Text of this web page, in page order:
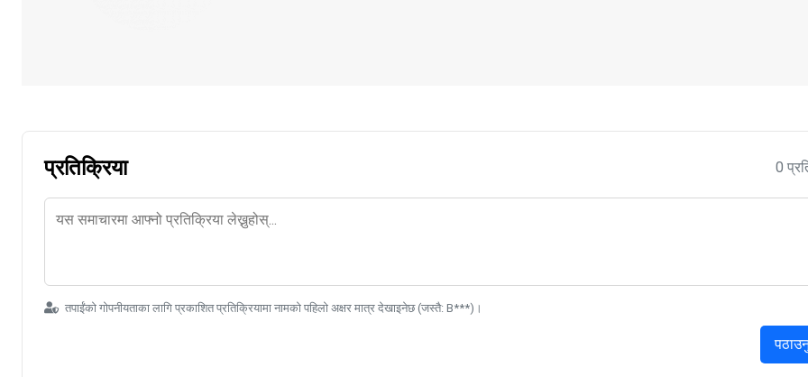
प्रतिक्रिया 0
तपाईंको गोपनीयताका लागि प्रकाशित प्रतिक्रियामा नामको पहिलो अक्षर मात्र देखाइनेछ (जस्तै: B***)।